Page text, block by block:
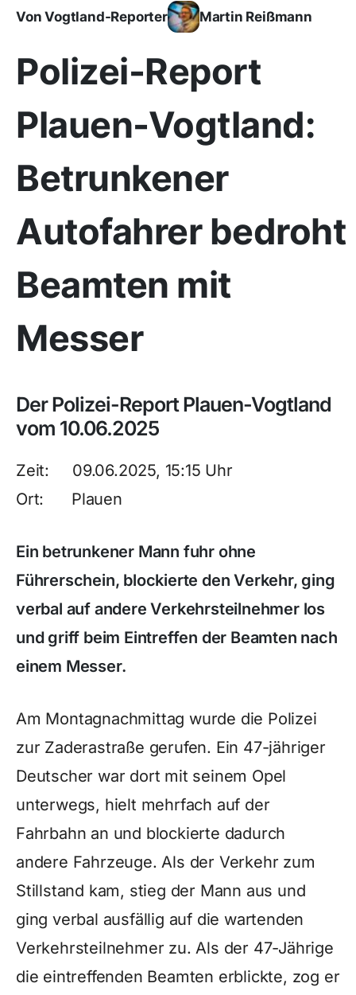
Von Vogtland-Reporter Martin Reißmann
Polizei-Report
Plauen-Vogtland:
Betrunkener
Autofahrer bedroht
Beamten mit
Messer
Der Polizei-Report Plauen-Vogtland
vom 10.06.2025
Zeit: 09.06.2025, 15:15 Uhr
Ort: Plauen
Ein betrunkener Mann fuhr ohne
Führerschein, blockierte den Verkehr, ging
verbal auf andere Verkehrsteilnehmer los
und griff beim Eintreffen der Beamten nach
einem Messer.
Am Montagnachmittag wurde die Polizei
zur Zaderastraße gerufen. Ein 47-jähriger
Deutscher war dort mit seinem Opel
unterwegs, hielt mehrfach auf der
Fahrbahn an und blockierte dadurch
andere Fahrzeuge. Als der Verkehr zum
Stillstand kam, stieg der Mann aus und
ging verbal ausfällig auf die wartenden
Verkehrsteilnehmer zu. Als der 47-Jährige
die eintreffenden Beamten erblickte, zog er